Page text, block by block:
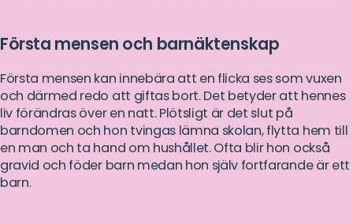
Första mensen och barnäktenskap
Första mensen kan innebära att en flicka ses som vuxen
och därmed redo att giftas bort. Det betyder att hennes
liv förändras över en natt. Plötsligt är det slut på
barndomen och hon tvingas lämna skolan, flytta hem till
en man och ta hand om hushållet. Ofta blir hon också
gravid och föder barn medan hon själv fortfarande är ett
barn.